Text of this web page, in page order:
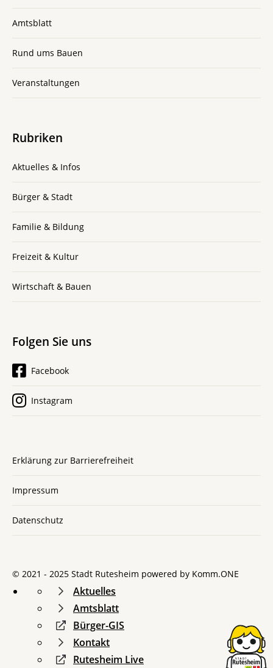
Amtsblatt
Rund ums Bauen
Veranstaltungen
Rubriken
Aktuelles & Infos
Bürger & Stadt
Familie & Bildung
Freizeit & Kultur
Wirtschaft & Bauen
Folgen Sie uns
Facebook
Instagram
Erklärung zur Barrierefreiheit
Impressum
Datenschutz
© 2021 - 2025 Stadt Rutesheim powered by Komm.ONE
Aktuelles
Amtsblatt
Bürger-GIS
Kontakt
Rutesheim Live